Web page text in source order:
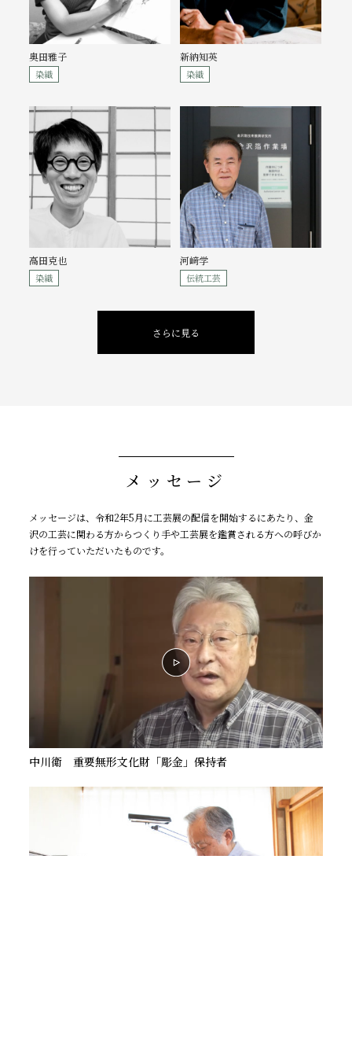
奥田雅子
染織
新納知英
染織
高田克也
染織
河﨑学
伝統工芸
さらに見る
メッセージ
メッセージは、令和2年5⽉に⼯芸展の配信を開始するにあたり、⾦
沢の⼯芸に関わる⽅からつくり⼿や⼯芸展を鑑賞される⽅への呼びか
けを⾏っていただいたものです。
中川衛 重要無形文化財「彫金」保持者